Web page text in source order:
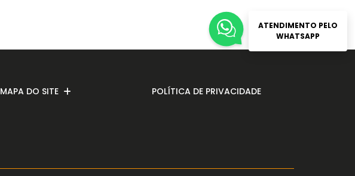
MAPA DO SITE POLÍTICA DE PRIVACIDADE
ATENDIMENTO PELO
WHATSAPP